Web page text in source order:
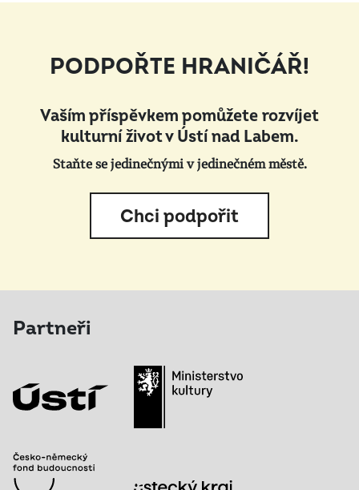
PODPOŘTE HRANIČÁŘ!
Vaším příspěvkem pomůžete rozvíjet
kulturní život v Ústí nad Labem.
Staňte se jedinečnými v jedinečném městě.
Chci podpořit
Partneři